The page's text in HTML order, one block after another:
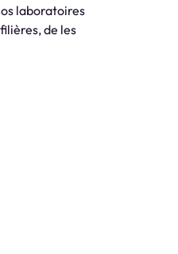
laboratoires
de les